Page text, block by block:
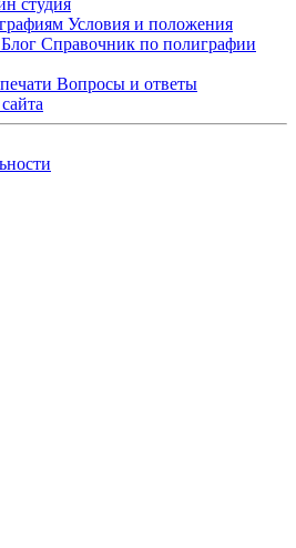
Условия и положения
Блог Справочник по полиграфии
Вопросы и ответы